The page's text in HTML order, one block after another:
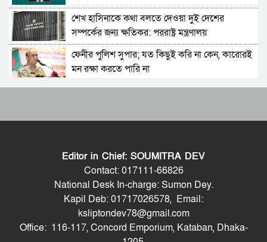
দেশব্যাপী ৫ আগস্টকে ঘিরে নিরাপত্তা ব্যবস্থা
জোরদার: স্বরাষ্ট্রমন্ত্রী
দিনেশ ত্রিবেদীকে হুমায়ুন কবির; শেখ হাসিনা যেন
ভারতের ভূখণ্ড ব্যবহার করে রাজনৈতিক বক্তব্য দিতে
না পারেন
গণমাধ্যমে শেখ হাসিনার কথা বলায় ভারত সরকারের
কোনো বাধা নেই: এফসিসি সভাপতি
মঙ্গলবার ঢাকা আসছেন মার্কিন নৌবহরের কমান্ডার
স্টিফেন কোহলার
শেখ হাসিনাকে কথা বলতে দেওয়া দুই দেশের
সম্পর্কের জন্য ক্ষতিকর: পররাষ্ট্র মন্ত্রণালয়
ফেনীর পুলিশ সুপার; যত কিছুই করি না কেন, কারোরই
মন রক্ষা করতে পারি না
Moulvibazar Observes July Mass Uprising
মৌলভীবাজারে যথাযোগ্য মর্যাদায় পালিত জুলাই
গণঅভ্যুত্থান দিবস
কুষ্টিয়ায় নানা আয়োজনে জুলাই গণঅভ্যুত্থান দিবস
পালিত
শেখ হাসিনার বক্তব্য প্রচারে নিষেধাজ্ঞার যৌক্তিকতা
Editor in Chief: SOUMITRA DEV
Contact: 017111-66826
National Desk In-charge: Sumon Dey.
Kapil Deb: 01717026578, Email:
ksliptondev78@gmail.com
Office: 116-117, Concord Emporium, Kataban, Dhaka-